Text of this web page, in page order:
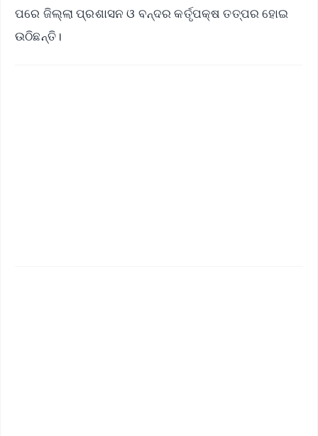
ପରେ ଜିଲ୍ଲା ପ୍ରଶାସନ ଓ ବନ୍ଦର କର୍ତୃପକ୍ଷ ତତ୍ପର ହୋଇ
ଉଠିଛନ୍ତି।